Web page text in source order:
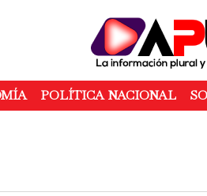
al
POLÍTICA NACIONAL